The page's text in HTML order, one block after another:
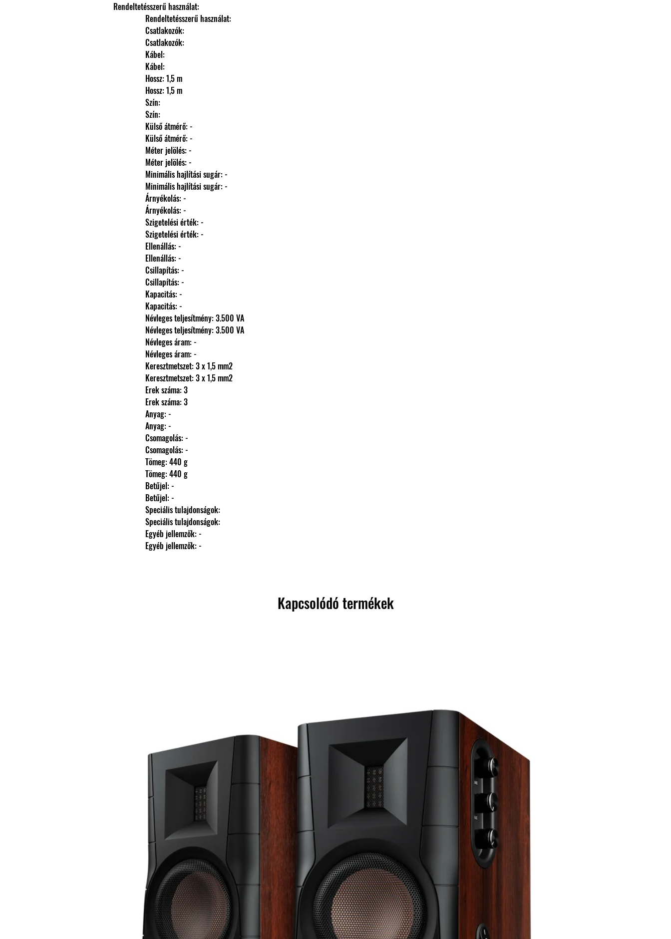
Rendeltetésszerű használat:
                Rendeltetésszerű használat:
                Csatlakozók:
                Csatlakozók:
                Kábel:
                Kábel:
                Hossz: 1,5 m
                Hossz: 1,5 m
                Szín:
                Szín:
                Külső átmérő: -
                Külső átmérő: -
                Méter jelölés: -
                Méter jelölés: -
                Minimális hajlítási sugár: -
                Minimális hajlítási sugár: -
                Árnyékolás: -
                Árnyékolás: -
                Szigetelési érték: -
                Szigetelési érték: -
                Ellenállás: -
                Ellenállás: -
                Csillapítás: -
                Csillapítás: -
                Kapacitás: -
                Kapacitás: -
                Névleges teljesítmény: 3.500 VA
                Névleges teljesítmény: 3.500 VA
                Névleges áram: -
                Névleges áram: -
                Keresztmetszet: 3 x 1,5 mm2
                Keresztmetszet: 3 x 1,5 mm2
                Erek száma: 3
                Erek száma: 3
                Anyag: -
                Anyag: -
                Csomagolás: -
                Csomagolás: -
                Tömeg: 440 g
                Tömeg: 440 g
                Betűjel: -
                Betűjel: -
                Speciális tulajdonságok:
                Speciális tulajdonságok:
                Egyéb jellemzők: -
                Egyéb jellemzők: -
Kapcsolódó termékek